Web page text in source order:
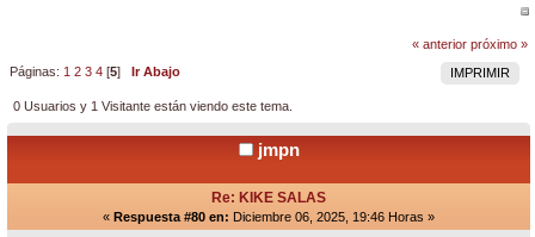
« anterior próximo »
IMPRIMIR
Páginas: 1 2 3 4 [5]Ir Abajo
0 Usuarios y 1 Visitante están viendo este tema.
jmpn
Re: KIKE SALAS
« Respuesta #80 en: Diciembre 06, 2025, 19:46 Horas »